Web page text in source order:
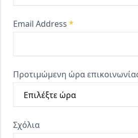
Email Address*
Προτιμώμενη ώρα
Σχόλια